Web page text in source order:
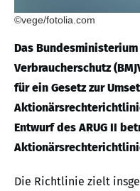
©vege/fotolia.com
Das
Verbraucherschutz
für ein Gesetz zur
Entwurf des ARUG II
Die Richtlinie zielt